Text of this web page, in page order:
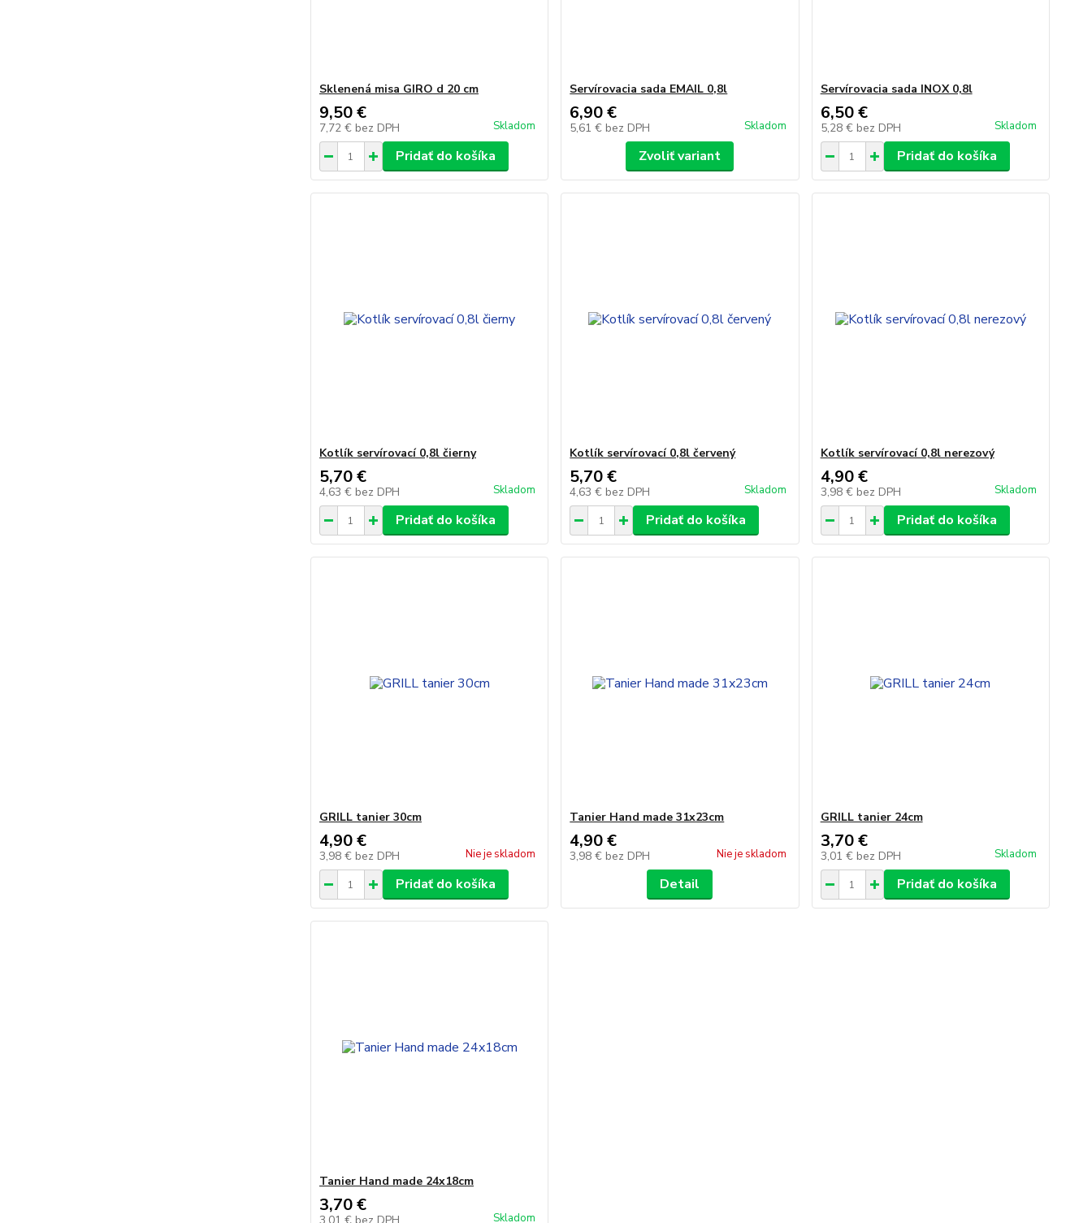
Sklenená misa GIRO d 20 cm
9,50 €
7,72 € bez DPH Skladom
Pridať do košíka
Servírovacia sada EMAIL 0,8l
6,90 €
5,61 € bez DPH Skladom
Zvoliť variant
Servírovacia sada INOX 0,8l
6,50 €
5,28 € bez DPH Skladom
Pridať do košíka
Kotlík servírovací 0,8l čierny
5,70 €
4,63 € bez DPH Skladom
Pridať do košíka
Kotlík servírovací 0,8l červený
5,70 €
4,63 € bez DPH Skladom
Pridať do košíka
Kotlík servírovací 0,8l nerezový
4,90 €
3,98 € bez DPH Skladom
Pridať do košíka
GRILL tanier 30cm
4,90 €
3,98 € bez DPH Nie je skladom
Pridať do košíka
Tanier Hand made 31x23cm
4,90 €
3,98 € bez DPH Nie je skladom
Detail
GRILL tanier 24cm
3,70 €
3,01 € bez DPH Skladom
Pridať do košíka
Tanier Hand made 24x18cm
3,70 €
Skladom